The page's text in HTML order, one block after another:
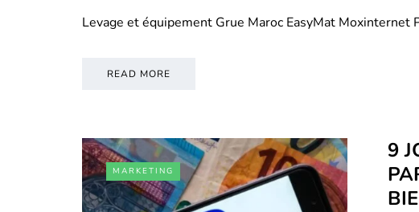
Levage et équipement Grue Maroc EasyMat Moxinternet
READ MORE
MARKETING
9